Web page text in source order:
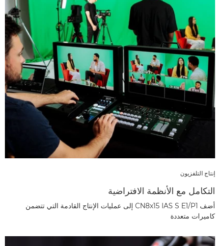
إنتاج التلفزيون
التكامل مع الأنظمة الافتراضية
أضف CN8x15 IAS S E1/P1 إلى عمليات الإنتاج القادمة التي تتضمن
كاميرات متعددة